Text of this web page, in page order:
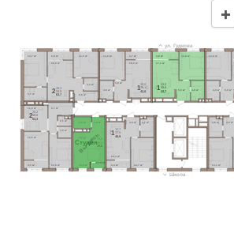
+
12,7 м²
4,7 м²
15,3 м²
4,8 м²
3,4 м²
112,7
37,5
40,9
13,6 м²
Cтудия28,3
2,1 м²
3,5 м²
12,6 м²
12,6 м²
11,0 м² 8,7 м²
2,8 м²
225,2
49,8
53,3
3,8 м²
14,7 м²
5,7 м²
3,3 м²
11,6 м²
18,0 м²
6,6 м²
226,3
63,7
13,0 м²
4,6 м²
5,0 м²
3,7 м²
16,5 м²
113,0
39,1
42,8
13,0 м²
4,8 м²
5,0 м²
3,8 м²
17,1 м²
113,0
39,9
43,7
13,0 м²
4,8 м² 5,0 м²
13,1 м²
4,8 м² 4,9 м²
Вы здесь
Школа
ул. Гудкова